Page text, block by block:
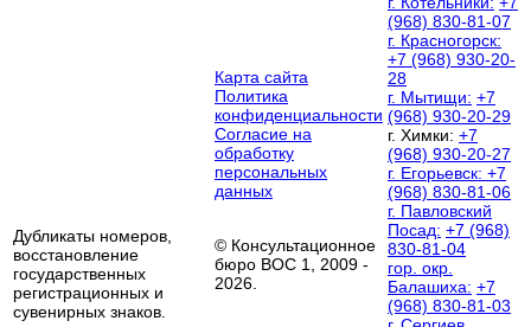
Дубликаты номеров,
восстановление
государственных
регистрационных и
сувенирных знаков.
Карта сайта
Политика
конфиденциальности
Согласие на
обработку
персональных
данных
© Консультационное
бюро ВОС 1, 2009 -
2026.
(968) 830-81-07
г. Красногорск:
+7 (968) 930-20-
28
г. Мытищи: +7
(968) 930-20-29
г. Химки: +7
(968) 930-20-27
г. Егорьевск: +7
(968) 830-81-06
г. Павловский
Посад: +7 (968)
830-81-04
гор. окр.
Балашиха: +7
(968) 830-81-03